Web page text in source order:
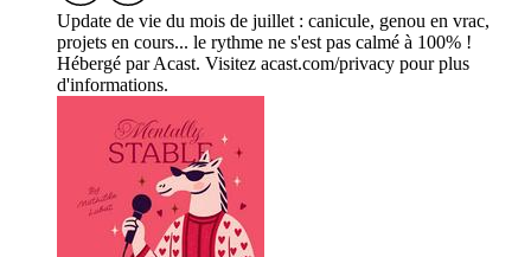
Update de vie du mois de juillet : canicule, genou en vrac,
projets en cours... le rythme ne s'est pas calmé à 100% !
Hébergé par Acast. Visitez acast.com/privacy pour plus
d'informations.